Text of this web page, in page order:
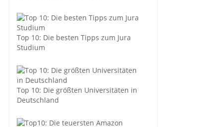
Top 10: Die besten Tipps zum Jura
Studium
Top 10: Die größten Universitäten in
Deutschland